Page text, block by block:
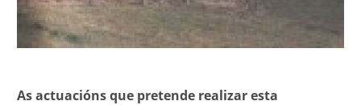
As actuacións que pretende realizar esta